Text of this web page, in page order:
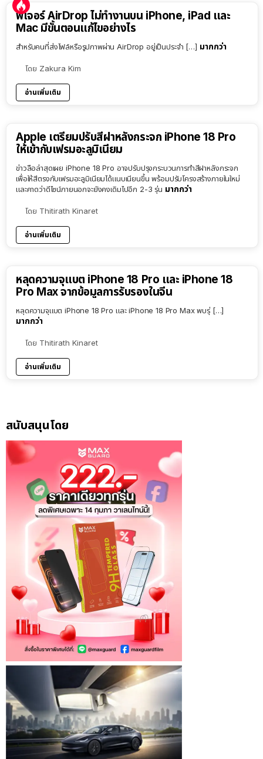
ฟีเจอร์ AirDrop ไม่ทำงานบน iPhone, iPad และ
Mac มีขั้นตอนแก้ไขอย่างไร
สำหรับคนที่ส่งไฟล์หรือรูปภาพผ่าน AirDrop อยู่เป็นประจำ […] มากกว่า
โดย Zakura Kim
อ่านเพิ่มเติม
Apple เตรียมปรับสีฝาหลังกระจก iPhone 18 Pro
ให้เข้ากับเฟรมอะลูมิเนียม
ข่าวลือล่าสุดเผย iPhone 18 Pro อาจปรับปรุงกระบวนการทำสีฝาหลังกระจก
เพื่อให้สีตรงกับเฟรมอะลูมิเนียมได้แนบเนียนขึ้น พร้อมปรับโครงสร้างภายในใหม่
และคาดว่าดีไซน์ภายนอกจะยังคงเดิมไปอีก 2-3 รุ่น มากกว่า
โดย Thitirath Kinaret
อ่านเพิ่มเติม
หลุดความจุแบต iPhone 18 Pro และ iPhone 18
Pro Max จากข้อมูลการรับรองในจีน
หลุดความจุแบต iPhone 18 Pro และ iPhone 18 Pro Max พบรุ่ […]
มากกว่า
โดย Thitirath Kinaret
อ่านเพิ่มเติม
สนับสนุนโดย